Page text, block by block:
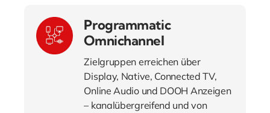
Programmatic
Omnichannel
Zielgruppen erreichen über
Display, Native, Connected TV,
Online Audio und DOOH Anzeigen
– kanalübergreifend und von